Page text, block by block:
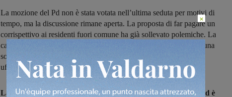
La mozione del Pd non è stata votata nell’ultima seduta per motivi di
tempo, ma la discussione rimane aperta. La proposta di far pagare un
corrispettivo ai residenti fuori comune ha già sollevato polemiche. La
capogruppo Farini ribadisce: “Il problema esiste, occorre trovare una
soluzione”. E il portavoce del Comitato, Da Re, ha chiesto
ufficialmente una audizione alla Commissione competente
La discussione della mozione presentata dalla maggioranza Pd è
×